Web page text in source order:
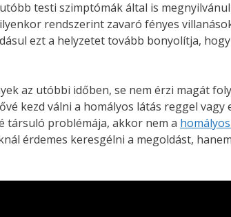
testi szimptómák által is
rendszerint zavaró fényes
ezt a helyzetet tovább bonyolítja,
az utóbbi időben, se nem érzi magát
kezd válni a homályos látás reggel vagy
társuló problémája, akkor nem a
érdemes keresgélni a megoldást,